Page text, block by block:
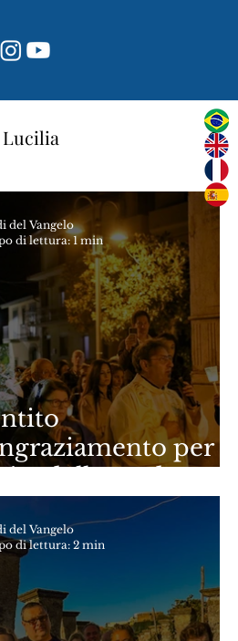
Lucilia
per
della Madonna
- VV
del Vangelo
di lettura: 1 min
del Vangelo
di lettura: 2 min